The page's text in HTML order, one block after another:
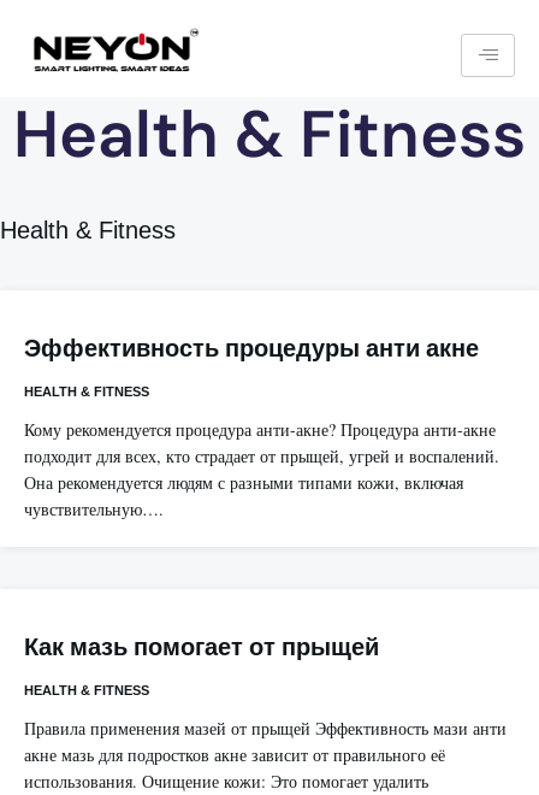
Health & Fitness
Health & Fitness
Эффективность процедуры анти акне
HEALTH & FITNESS
Кому рекомендуется процедура анти-акне? Процедура анти-акне
подходит для всех, кто страдает от прыщей, угрей и воспалений.
Она рекомендуется людям с разными типами кожи, включая
чувствительную….
Как мазь помогает от прыщей
HEALTH & FITNESS
Правила применения мазей от прыщей Эффективность мази анти
акне мазь для подростков акне зависит от правильного её
использования. Очищение кожи: Это помогает удалить